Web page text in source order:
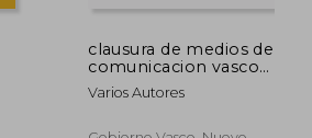
50%
dcto.
clausura de medios de
comunicacion vascos.
(egin, egin irratia,
euskaldunon egun.
Varios Autores